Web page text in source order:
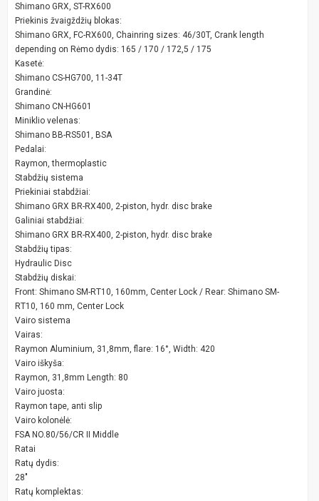
Shimano GRX, ST-RX600
Priekinis žvaigždžių blokas:
Shimano GRX, FC-RX600, Chainring sizes: 46/30T, Crank length
depending on Rėmo dydis: 165 / 170 / 172,5 / 175
Kasetė:
Shimano CS-HG700, 11-34T
Grandinė:
Shimano CN-HG601
Miniklio velenas:
Shimano BB-RS501, BSA
Pedalai:
Raymon, thermoplastic
Stabdžių sistema
Priekiniai stabdžiai:
Shimano GRX BR-RX400, 2-piston, hydr. disc brake
Galiniai stabdžiai:
Shimano GRX BR-RX400, 2-piston, hydr. disc brake
Stabdžių tipas:
Hydraulic Disc
Stabdžių diskai:
Front: Shimano SM-RT10, 160mm, Center Lock / Rear: Shimano SM-
RT10, 160 mm, Center Lock
Vairo sistema
Vairas:
Raymon Aluminium, 31,8mm, flare: 16°, Width: 420
Vairo iškyša:
Raymon, 31,8mm Length: 80
Vairo juosta:
Raymon tape, anti slip
Vairo kolonėlė:
FSA NO.80/56/CR II Middle
Ratai
Ratų dydis:
28"
Ratų komplektas: